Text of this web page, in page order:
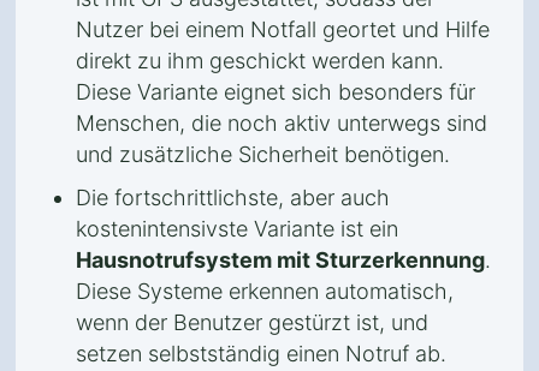
Nutzer bei einem Notfall geortet und Hilfe
direkt zu ihm geschickt werden kann.
Diese Variante eignet sich besonders für
Menschen, die noch aktiv unterwegs sind
und zusätzliche Sicherheit benötigen.
Die fortschrittlichste, aber auch
kostenintensivste Variante ist ein
Hausnotrufsystem mit Sturzerkennung.
Diese Systeme erkennen automatisch,
wenn der Benutzer gestürzt ist, und
setzen selbstständig einen Notruf ab.